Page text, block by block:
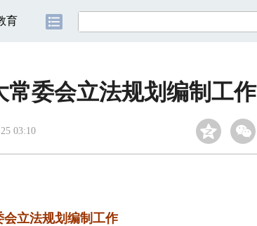
育
委会立法规划编制工作
03:10
立法规划编制工作